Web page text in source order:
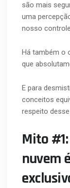
são mais
uma
nosso
Há também o
que
E para
conceitos
respeito
Mito
nuvem